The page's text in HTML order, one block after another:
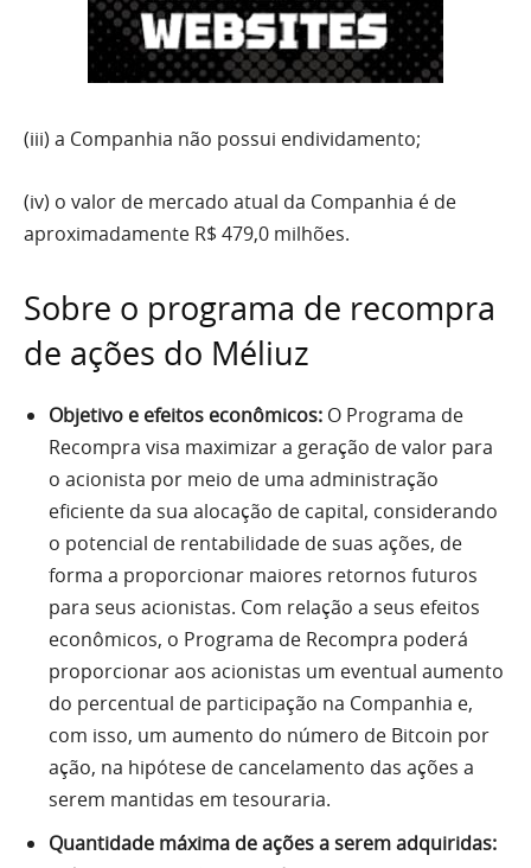
(iii) a Companhia não possui endividamento;
(iv) o valor de mercado atual da Companhia é de
aproximadamente R$ 479,0 milhões.
Sobre o programa de recompra
de ações do Méliuz
Objetivo e efeitos econômicos: O Programa de
Recompra visa maximizar a geração de valor para
o acionista por meio de uma administração
eficiente da sua alocação de capital, considerando
o potencial de rentabilidade de suas ações, de
forma a proporcionar maiores retornos futuros
para seus acionistas. Com relação a seus efeitos
econômicos, o Programa de Recompra poderá
proporcionar aos acionistas um eventual aumento
do percentual de participação na Companhia e,
com isso, um aumento do número de Bitcoin por
ação, na hipótese de cancelamento das ações a
serem mantidas em tesouraria.
Quantidade máxima de ações a serem adquiridas: